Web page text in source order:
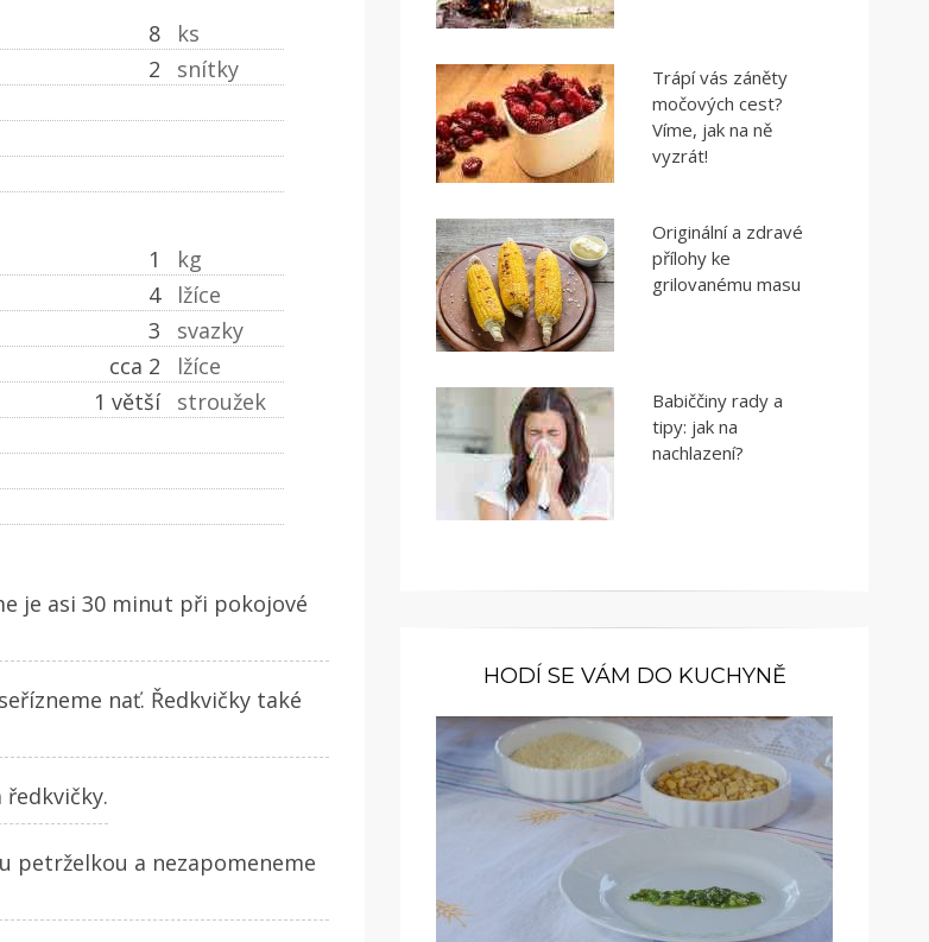
8 ks
2 snítky
1 kg
4
lžíce
3
svazky
cca 2 lžíce
1 větší
stroužek
je asi 30 minut při pokojové
nať. Ředkvičky také
petrželkou a nezapomeneme
Trápí vás záněty
močových cest?
Víme, jak na ně
vyzrát!
Originální a zdravé
přílohy ke
grilovanému masu
Babiččiny rady a
tipy: jak na
nachlazení?
HODÍ SE VÁM DO KUCHYNĚ